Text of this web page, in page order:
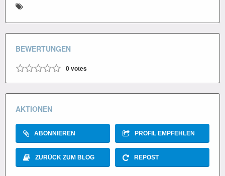
BEWERTUNGEN
0votes
AKTIONEN
ABONNIEREN PROFIL EMPFEHLEN
ZURÜCK ZUM BLOG REPOST